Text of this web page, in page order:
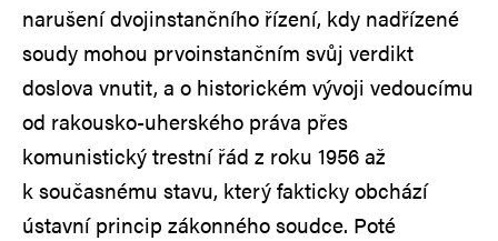
narušení dvojinstančního řízení, kdy nadřízené
soudy mohou prvoinstančním svůj verdikt
doslova vnutit, a o historickém vývoji vedoucímu
od rakousko-uherského práva přes
komunistický trestní řád z roku 1956 až
k současnému stavu, který fakticky obchází
ústavní princip zákonného soudce. Poté